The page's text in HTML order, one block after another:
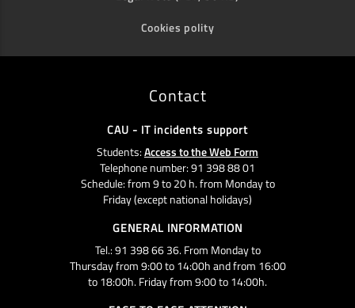
Cookies polity
Contact
CAU - IT incidents support
Students:Access to the Web Form
Telephone number: 91 398 88 01
Schedule: from 9 to 20 h. from Monday to
Friday (except national holidays)
GENERAL INFORMATION
Tel.: 91 398 66 36. From Monday to
Thursday from 9:00 to 14:00h and from 16:00
to 18:00h. Friday from 9:00 to 14:00h.